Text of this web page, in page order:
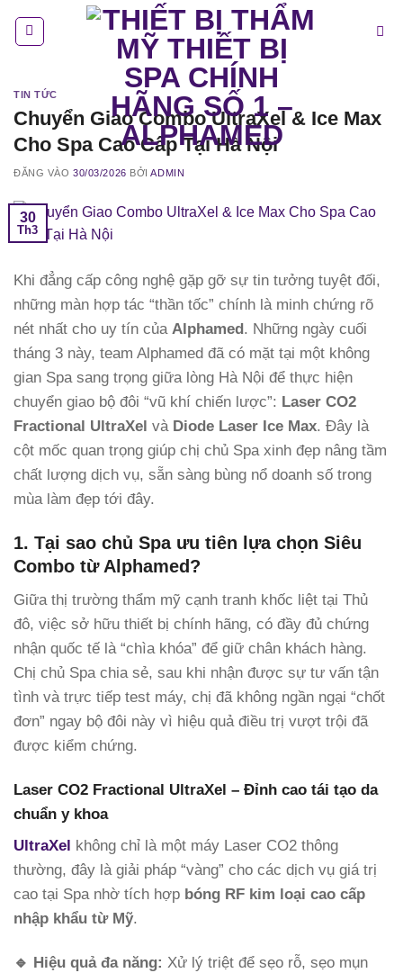
TIN TỨC
Chuyển Giao Combo UltraXel & Ice Max
Cho Spa Cao Cấp Tại Hà Nội
ĐĂNG VÀO30/03/2026 BỞIADMIN
30
Th3
Khi đẳng cấp công nghệ gặp gỡ sự tin tưởng tuyệt đối,
những màn hợp tác “thần tốc” chính là minh chứng rõ
nét nhất cho uy tín của Alphamed . Những ngày cuối
tháng 3 này, team Alphamed đã có mặt tại một không
gian Spa sang trọng giữa lòng Hà Nội để thực hiện
chuyển giao bộ đôi “vũ khí chiến lược”: Laser CO2
Fractional UltraXel và Diode Laser Ice Max. Đây là
cột mốc quan trọng giúp chị chủ Spa xinh đẹp nâng tầm
chất lượng dịch vụ, sẵn sàng bùng nổ doanh số trong
mùa làm đẹp tới đây.
1. Tại sao chủ Spa ưu tiên lựa chọn Siêu
Combo từ Alphamed?
Giữa thị trường thẩm mỹ cạnh tranh khốc liệt tại Thủ
đô, việc sở hữu thiết bị chính hãng, có đầy đủ chứng
nhận quốc tế là “chìa khóa” để giữ chân khách hàng.
Chị chủ Spa chia sẻ, sau khi nhận được sự tư vấn tận
tình và trực tiếp test máy, chị đã không ngần ngại “chốt
đơn” ngay bộ đôi này vì hiệu quả điều trị vượt trội đã
được kiểm chứng.
Laser CO2 Fractional UltraXel – Đỉnh cao tái tạo da
chuẩn y khoa
UltraXel
không chỉ là một máy Laser CO2 thông
thường, đây là giải pháp “vàng” cho các dịch vụ giá trị
cao tại Spa nhờ tích hợp bóng RF kim loại cao cấp
nhập khẩu từ Mỹ.
🔹 Hiệu quả đa năng: Xử lý triệt để sẹo rỗ, sẹo mụn